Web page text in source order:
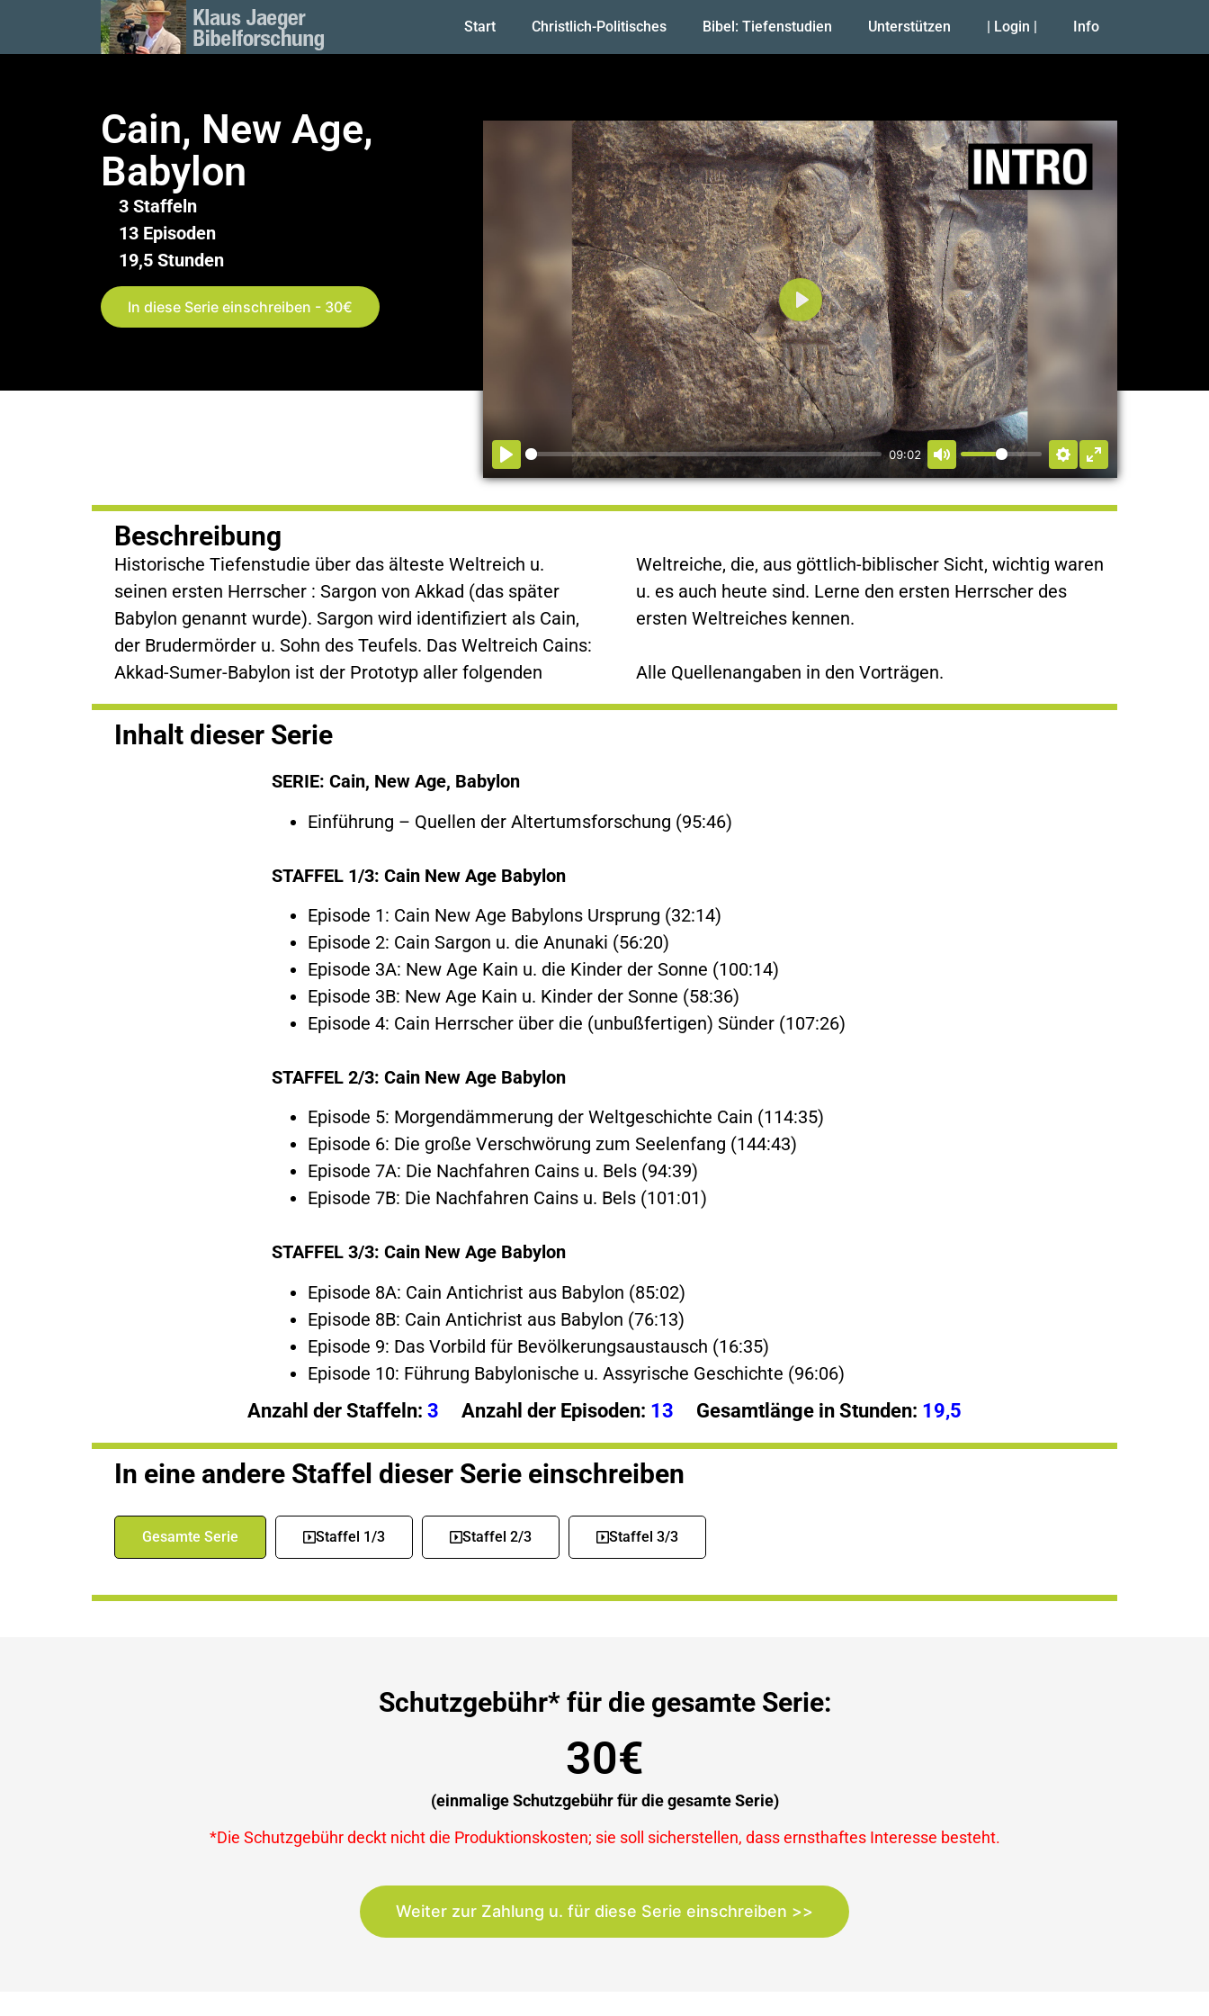
Start Christlich-Politisches Bibel: Tiefenstudien Unterstützen | Login | Info
Cain, New Age,
Babylon
3 Staffeln
13 Episoden
19,5 Stunden
In diese Serie einschreiben - 30€
09:02
Abspielen
Beschreibung
Historische Tiefenstudie über das älteste Weltreich u.
seinen ersten Herrscher : Sargon von Akkad (das später
Babylon genannt wurde). Sargon wird identifiziert als Cain,
der Brudermörder u. Sohn des Teufels. Das Weltreich Cains:
Akkad-Sumer-Babylon ist der Prototyp aller folgenden
Weltreiche, die, aus göttlich-biblischer Sicht, wichtig waren
u. es auch heute sind. Lerne den ersten Herrscher des
ersten Weltreiches kennen.
Alle Quellenangaben in den Vorträgen.
Inhalt dieser Serie
SERIE: Cain, New Age, Babylon
Einführung – Quellen der Altertumsforschung (95:46)
STAFFEL 1/3: Cain New Age Babylon
Episode 1: Cain New Age Babylons Ursprung (32:14)
Episode 2: Cain Sargon u. die Anunaki (56:20)
Episode 3A: New Age Kain u. die Kinder der Sonne (100:14)
Episode 3B: New Age Kain u. Kinder der Sonne (58:36)
Episode 4: Cain Herrscher über die (unbußfertigen) Sünder (107:26)
STAFFEL 2/3: Cain New Age Babylon
Episode 5: Morgendämmerung der Weltgeschichte Cain (114:35)
Episode 6: Die große Verschwörung zum Seelenfang (144:43)
Episode 7A: Die Nachfahren Cains u. Bels (94:39)
Episode 7B: Die Nachfahren Cains u. Bels (101:01)
STAFFEL 3/3: Cain New Age Babylon
Episode 8A: Cain Antichrist aus Babylon (85:02)
Episode 8B: Cain Antichrist aus Babylon (76:13)
Episode 9: Das Vorbild für Bevölkerungsaustausch (16:35)
Episode 10: Führung Babylonische u. Assyrische Geschichte (96:06)
Anzahl der Staffeln: 3 Anzahl der Episoden: 13 Gesamtlänge in Stunden: 19,5
In eine andere Staffel dieser Serie einschreiben
Gesamte Serie Staffel 1/3 Staffel 2/3 Staffel 3/3
Schutzgebühr* für die gesamte Serie:
30€
(einmalige Schutzgebühr für die gesamte Serie)
*Die Schutzgebühr deckt nicht die Produktionskosten; sie soll sicherstellen, dass ernsthaftes Interesse besteht.
Weiter zur Zahlung u. für diese Serie einschreiben >>